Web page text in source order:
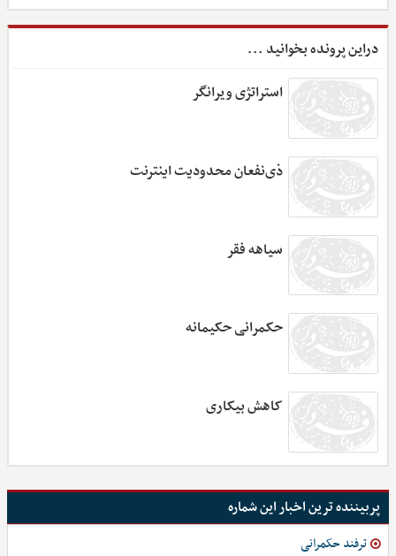
دراین پرونده بخوانید ...
استراتژی ویرانگر
ذی‌نفعان محدودیت اینترنت
سیاهه فقر
حکمرانی حکیمانه
کاهش بیکاری
پربیننده ترین اخبار این شماره
ترفند حکمرانی